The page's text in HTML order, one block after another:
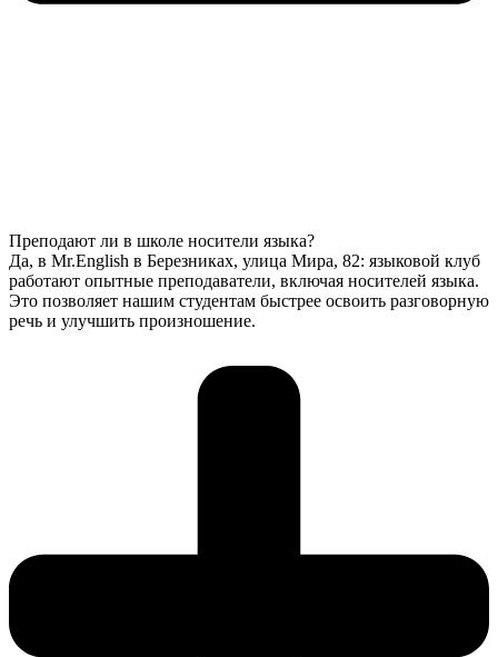
Преподают ли в школе носители языка?
Да, в Mr.English в Березниках, улица Мира, 82: языковой клуб
работают опытные преподаватели, включая носителей языка.
Это позволяет нашим студентам быстрее освоить разговорную
речь и улучшить произношение.